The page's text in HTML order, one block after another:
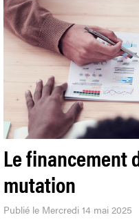
Le financement
mutation
Publié le Mercredi 14 mai 2025